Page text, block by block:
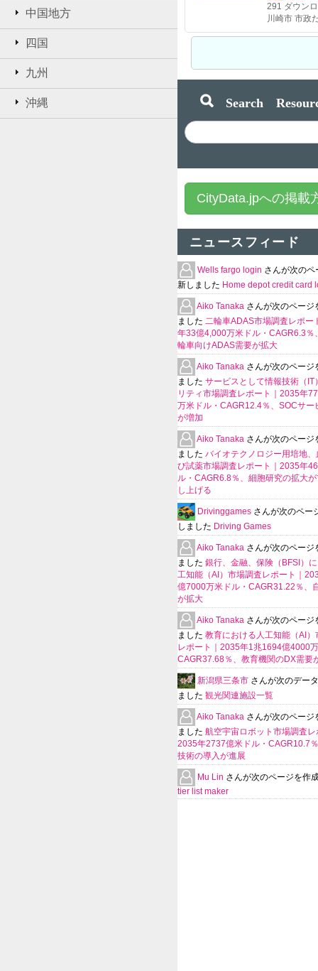
中国地方
四国
九州
沖縄
291 ダウン
Search
CityData.jpへの掲載
ニュースフィード
Wells fargo login さんが次のペ
新しました Home depot credit card
Aiko Tanaka さんが次のページ
ました 二輪車ADAS市場調査レポー
年33億4,000万米ドル・CAGR6.3％
輪車向けADAS需要が拡大
Aiko Tanaka さんが次のページ
ました サービスとして情報技術（IT
リティ市場調査レポート｜2035年
万米ドル・CAGR12.4％、SOCサー
が増加
Aiko Tanaka さんが次のページ
ました バイオテクノロジー用培地、
び試薬市場調査レポート｜2035年
ル・CAGR6.8％、細胞研究の拡大
し上げる
Drivinggames さんが次のペー
しました Driving Games
Aiko Tanaka さんが次のページ
ました 銀行、金融、保険（BFSI）
工知能（AI）市場調査レポート｜
億7000万米ドル・CAGR31.22％、
が拡大
Aiko Tanaka さんが次のページ
ました 教育における人工知能（AI）
レポート｜2035年1兆1694億4000
CAGR37.68％、教育機関のDX需要
新潟県三条市 さんが次のデー
ました 観光関連施設一覧
Aiko Tanaka さんが次のページ
ました 航空宇宙ロボット市場調査レ
2035年2737億米ドル・CAGR10.7
技術の導入が進展
Mu Lin さんが次のページを作
tier list maker